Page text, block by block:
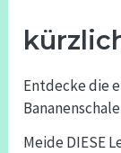
Entdecke die
Meide DIESE